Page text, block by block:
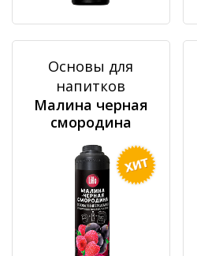
Основы для
напитков
Малина черная
смородина